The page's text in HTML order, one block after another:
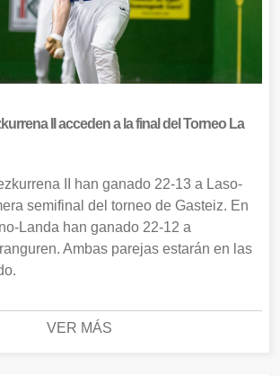
II acceden a la final del Torneo La
II han ganado 22-13 a Laso-
semifinal del torneo de Gasteiz. En
Landa han ganado 22-12 a
Ambas parejas estarán en las
VER MÁS